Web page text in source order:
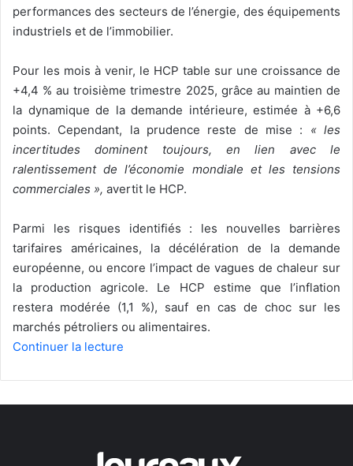
performances des secteurs de l’énergie, des équipements
industriels et de l’immobilier.
Pour les mois à venir, le HCP table sur une croissance de
+4,4 % au troisième trimestre 2025, grâce au maintien de
la dynamique de la demande intérieure, estimée à +6,6
points. Cependant, la prudence reste de mise : « les
incertitudes dominent toujours, en lien avec le
ralentissement de l’économie mondiale et les tensions
commerciales », avertit le HCP.
Parmi les risques identifiés : les nouvelles barrières
tarifaires américaines, la décélération de la demande
européenne, ou encore l’impact de vagues de chaleur sur
la production agricole. Le HCP estime que l’inflation
restera modérée (1,1 %), sauf en cas de choc sur les
marchés pétroliers ou alimentaires.
Continuer la lecture